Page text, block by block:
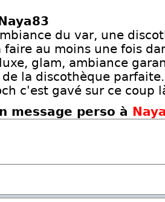
du var, une
faire au moins une fois
glam, ambiance
la discothèque
c'est gavé sur ce coup
message perso à